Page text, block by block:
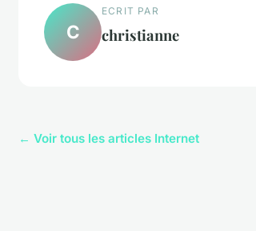
C
ECRIT PAR
christianne
← Voir tous les articles Internet